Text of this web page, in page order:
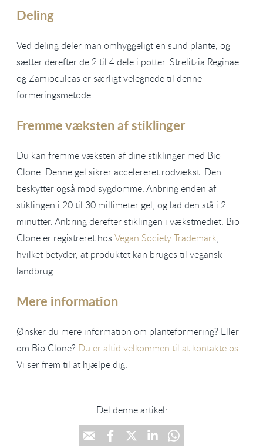
Deling
Ved deling deler man omhyggeligt en sund plante, og
sætter derefter de 2 til 4 dele i potter. Strelitzia Reginae
og Zamioculcas er særligt velegnede til denne
formeringsmetode.
Fremme væksten af stiklinger
Du kan fremme væksten af dine stiklinger med Bio
Clone. Denne gel sikrer accelereret rodvækst. Den
beskytter også mod sygdomme. Anbring enden af
stiklingen i 20 til 30 millimeter gel, og lad den stå i 2
minutter. Anbring derefter stiklingen i vækstmediet. Bio
Clone er registreret hos Vegan Society Trademark,
hvilket betyder, at produktet kan bruges til vegansk
landbrug.
Mere information
Ønsker du mere information om planteformering? Eller
om Bio Clone? Du er altid velkommen til at kontakte os.
Vi ser frem til at hjælpe dig.
Del denne artikel: